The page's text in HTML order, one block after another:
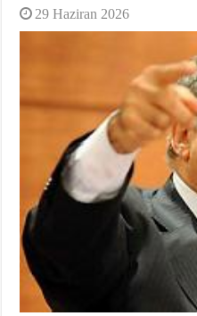
29 Haziran 2026